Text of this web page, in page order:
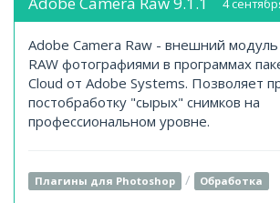
4
Adobe Camera Raw - внешний
RAW фотографиями в программах
Cloud от Adobe Systems. Позволяет
постобработку "сырых" снимков на
профессиональном уровне.
Плагины для Photoshop / Обработка